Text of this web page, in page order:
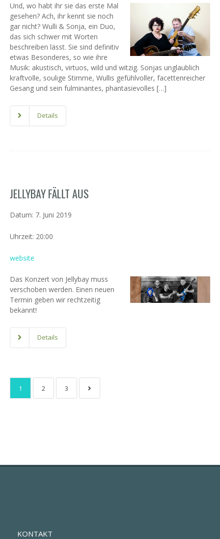
Und, wo habt ihr sie das erste Mal
gesehen? Ach, ihr kennt sie noch
gar nicht? Wulli & Sonja, ein Duo,
das sich schwer mit Worten
beschreiben lässt. Sie sind definitiv
etwas Besonderes, so wie ihre
Musik: akustisch, virtuos, wild und witzig. Sonjas unglaublich
kraftvolle, soulige Stimme, Wullis gefühlvoller, facettenreicher
Gesang und sein fulminantes, phantasievolles […]
Details
JELLYBAY FÄLLT AUS
Datum: 7. Juni 2019
Uhrzeit: 20:00
website
Das Konzert von Jellybay muss
verschoben werden. Einen neuen
Termin geben wir rechtzeitig
bekannt!
Details
1 2 3
KONTAKT